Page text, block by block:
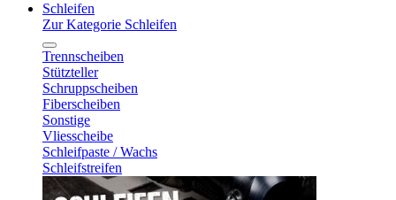
Schleifen
Zur Kategorie Schleifen
Trennscheiben
Stützteller
Schruppscheiben
Fiberscheiben
Sonstige
Vliesscheibe
Schleifpaste / Wachs
Schleifstreifen